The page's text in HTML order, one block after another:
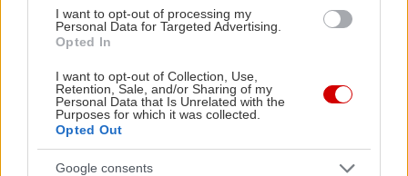
I want to opt-out of processing my
Personal Data for Targeted Advertising.
Opted In
I want to opt-out of Collection, Use,
Retention, Sale, and/or Sharing of my
Personal Data that Is Unrelated with the
Purposes for which it was collected.
Opted Out
Google consents
Διαβάστε επίσης